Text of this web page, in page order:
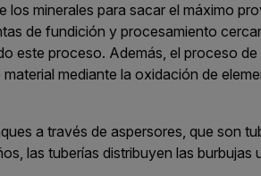
los minerales para sacar el máximo
de fundición y procesamiento
este proceso. Además, el proceso
mediante la oxidación de
a través de aspersores, que son
las tuberías distribuyen las burbujas